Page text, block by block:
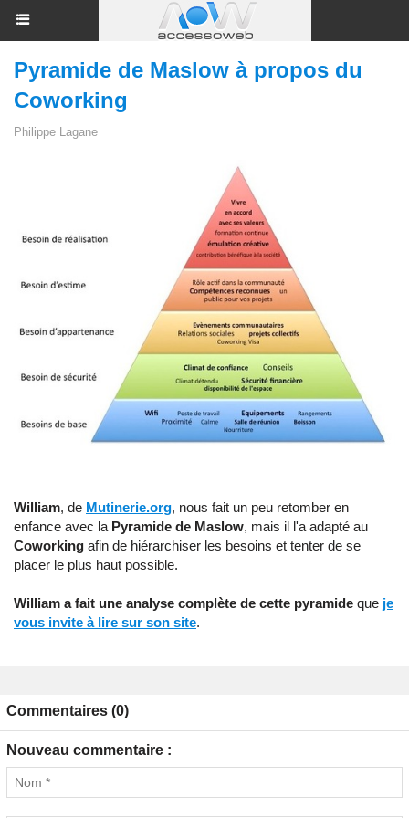
Pyramide de Maslow à propos du
Coworking
Philippe Lagane
William, de Mutinerie.org, nous fait un peu retomber en
enfance avec la Pyramide de Maslow, mais il l'a adapté au
Coworking afin de hiérarchiser les besoins et tenter de se
placer le plus haut possible.
William a fait une analyse complète de cette pyramide que je
vous invite à lire sur son site.
Commentaires (0)
Nouveau commentaire :